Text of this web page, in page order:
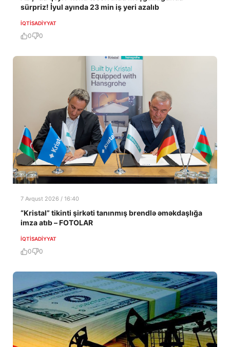
sürpriz! İyul ayında 23 min iş yeri azalıb
İQTISADIYYAT
0 0
7 Avqust 2026 / 16:40
“Kristal” tikinti şirkəti tanınmış brendlə əməkdaşlığa
imza atıb – FOTOLAR
İQTISADIYYAT
0 0